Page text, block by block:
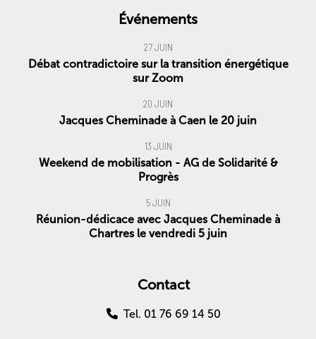
Événements
27 JUIN
Débat contradictoire sur la transition énergétique
sur Zoom
20 JUIN
Jacques Cheminade à Caen le 20 juin
13 JUIN
Weekend de mobilisation - AG de Solidarité &
Progrès
5 JUIN
Réunion-dédicace avec Jacques Cheminade à
Chartres le vendredi 5 juin
Contact
Tel. 01 76 69 14 50